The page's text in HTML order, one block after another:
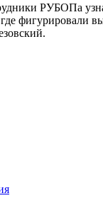
РУБОПа
фигурировали